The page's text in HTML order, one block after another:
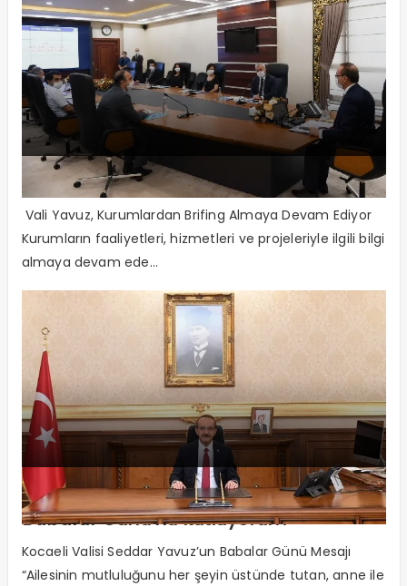
Vali Yavuz’a kapsamlı brifing
Vali Yavuz, Kurumlardan Brifing Almaya Devam Ediyor
Kurumların faaliyetleri, hizmetleri ve projeleriyle ilgili bilgi
almaya devam ede...
“Kocaman yürekli tüm babaların
Babalar Günü’nü kutluyorum”
Kocaeli Valisi Seddar Yavuz’un Babalar Günü Mesajı
“Ailesinin mutluluğunu her şeyin üstünde tutan, anne ile